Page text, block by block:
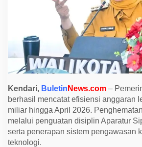
e
A
n
g
a
r
a
n
R
p
1
Kendari, Buletin News.com –
berhasil mencatat efisiensi anggaran
miliar hingga April 2026.
melalui penguatan disiplin Aparatur
serta penerapan sistem pengawasan
teknologi.